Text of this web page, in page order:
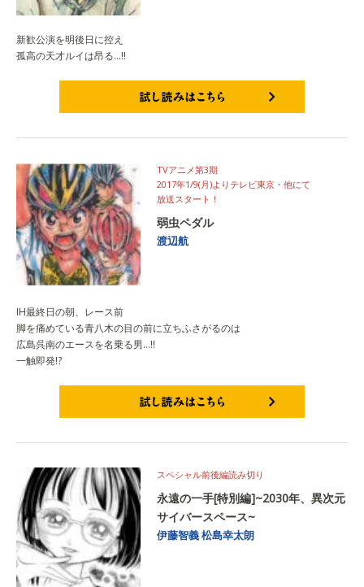
新歓公演を明後日に控え
孤高の天才ルイは昂る…!!
TVアニメ第3期
2017年1/9(月)よりテレビ東京・他にて
放送スタート！
弱虫ペダル
渡辺航
IH最終日の朝、レース前
脚を痛めている青八木の目の前に立ちふさがるのは
広島呉南のエースを名乗る男…!!
一触即発!?
スペシャル前後編読み切り
永遠の一手[特別編]~2030年、異次元
サイバースペース~
伊藤智義松島幸太朗